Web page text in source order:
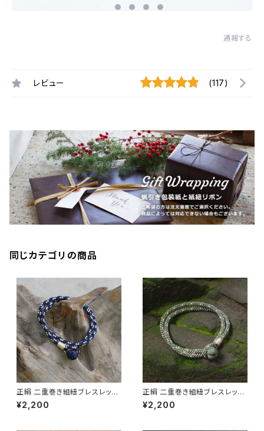
通報する
レビュー (117)
同じカテゴリの商品
正絹 二重巻き組紐ブレスレット
TABITOTE別注カラー ネイビ
ー×サンドベージュ 昇苑くみひ
¥2,200
正絹 二重巻き組紐ブレスレット
TABITOTE別注カラー カーキ
グリーン 昇苑くみひも【京都】
¥2,200